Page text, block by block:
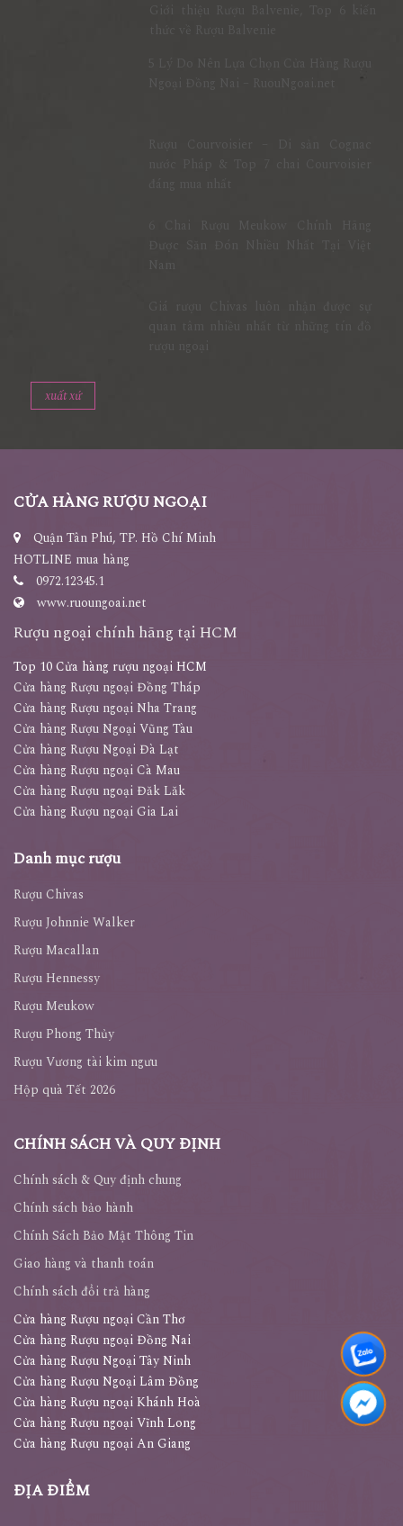
Giới thiệu Rượu Balvenie, Top 6 kiến
6 Chai Rượu Meukow Chính Hãng
Được Săn Đón Nhiều Nhất Tại Việt
xuất xứ
Quận Tân Phú, TP. Hồ Chí Minh
HOTLINE mua hàng
0972.12345.1
www.ruoungoai.net
Top 10 Cửa hàng rượu ngoại HCM
Cửa hàng Rượu ngoại Đồng Tháp
Cửa hàng Rượu ngoại Nha Trang
Cửa hàng Rượu Ngoại Vũng Tàu
Cửa hàng Rượu Ngoại Đà Lạt
Cửa hàng Rượu ngoại Cà Mau
Cửa hàng Rượu ngoại Đăk Lăk
Rượu Chivas
Rượu Johnnie Walker
Rượu Macallan
Rượu Hennessy
Rượu Meukow
Rượu Phong Thủy
Rượu Vương tài kim ngưu
Chính sách & Quy định chung
Chính sách bảo hành
Chính Sách Bảo Mật Thông Tin
Giao hàng và thanh toán
Chính sách đổi trả hàng
Cửa hàng Rượu ngoại Cần Thơ
Cửa hàng Rượu ngoại Đồng Nai
Cửa hàng Rượu Ngoại Tây Ninh
Cửa hàng Rượu Ngoại Lâm Đồng
Cửa hàng Rượu ngoại Khánh Hoà
Cửa hàng Rượu ngoại Vĩnh Long